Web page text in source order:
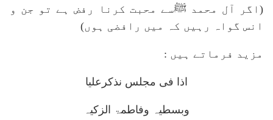
(اگر آل محمد ﷺسے محبت کرنا رفض ہے تو جن و
انس گواہ رہیں کہ میں رافضی ہوں)
مزید فرماتے ہیں :
اذا فی مجلس نذکرعلیا
وبسطیہ وفاطمۃ الزکیہ